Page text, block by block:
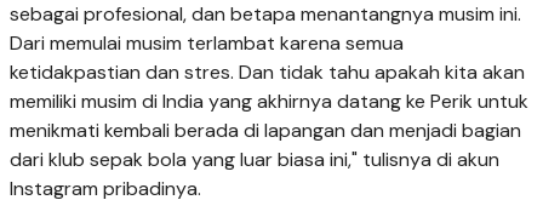
sebagai profesional, dan betapa menantangnya musim ini.
Dari memulai musim terlambat karena semua
ketidakpastian dan stres. Dan tidak tahu apakah kita akan
memiliki musim di India yang akhirnya datang ke Perik untuk
menikmati kembali berada di lapangan dan menjadi bagian
dari klub sepak bola yang luar biasa ini," tulisnya di akun
Instagram pribadinya.